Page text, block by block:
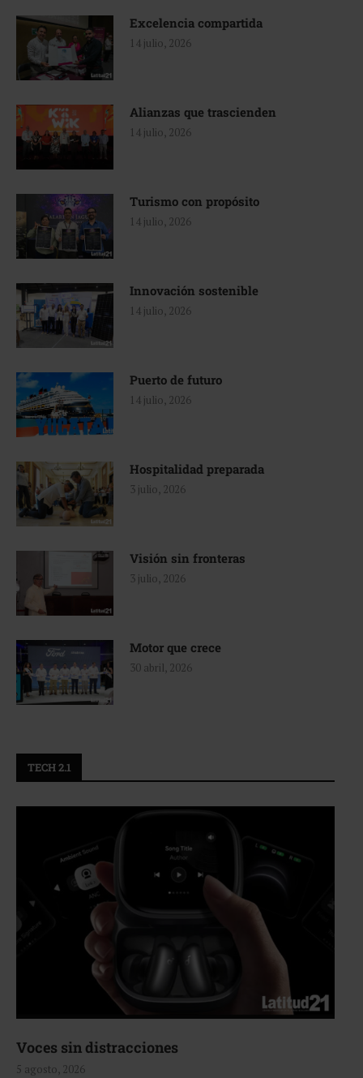
Excelencia compartida
14 julio, 2026
Alianzas que trascienden
14 julio, 2026
Turismo con propósito
14 julio, 2026
Innovación sostenible
14 julio, 2026
Puerto de futuro
14 julio, 2026
Hospitalidad preparada
3 julio, 2026
Visión sin fronteras
3 julio, 2026
Motor que crece
30 abril, 2026
TECH 2.1
Voces sin distracciones
5 agosto, 2026